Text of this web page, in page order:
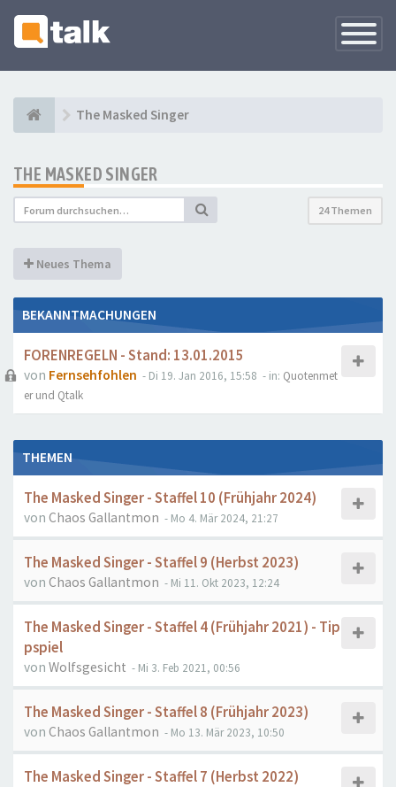
The Masked Singer
THE MASKED SINGER
24 Themen
Neues Thema
BEKANNTMACHUNGEN
FORENREGELN - Stand: 13.01.2015
von Fernsehfohlen - Di 19. Jan 2016, 15:58 - in: Quotenmet
er und Qtalk
THEMEN
The Masked Singer - Staffel 10 (Frühjahr 2024)
von Chaos Gallantmon - Mo 4. Mär 2024, 21:27
The Masked Singer - Staffel 9 (Herbst 2023)
von Chaos Gallantmon - Mi 11. Okt 2023, 12:24
The Masked Singer - Staffel 4 (Frühjahr 2021) - Tip
pspiel
von Wolfsgesicht - Mi 3. Feb 2021, 00:56
The Masked Singer - Staffel 8 (Frühjahr 2023)
von Chaos Gallantmon - Mo 13. Mär 2023, 10:50
The Masked Singer - Staffel 7 (Herbst 2022)